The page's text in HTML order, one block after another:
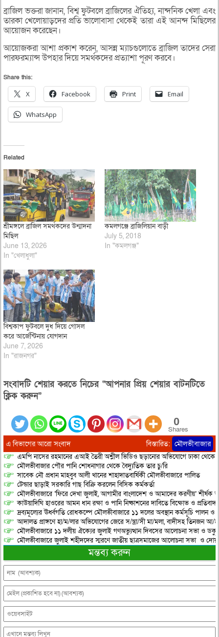
ব্রাজিল ভক্তরা জানান, বিশ্ব ফুটবলে ব্রাজিলের ঐতিহ্য, নান্দনিক খেলা এবং
তারকা খেলোয়াড়দের প্রতি ভালোবাসা থেকেই তারা এই আনন্দ মিছিলের
আয়োজন করেছেন।
আয়োজকরা আশা প্রকাশ করেন, আসন্ন ম্যাচগুলোতে ব্রাজিল তাদের সেরা
পারফরম্যান্স উপহার দিয়ে সমর্থকদের প্রত্যাশা পূরণ করবে।
Share this:
X Facebook Print Email
WhatsApp
Related
শ্রীমঙ্গলে ব্রাজিল সমর্থকদের উন্মাদনা
মিছিল
June 13, 2026
In "খেলাধুলা"
কমলগঞ্জে ব্রাজিলিয়ান বাড়ী
July 5, 2018
In "কমলগঞ্জ"
বিশ্বকাপ ফুটবলে দুধ দিয়ে গোসল
করে আর্জেন্টিনায় যোগদান
June 7, 2026
In "রাজনগর"
সংবাদটি শেয়ার করতে নিচের “আপনার প্রিয় শেয়ার বাটনটিতে
ক্লিক করুন”
0
Shares
এ বিভাগের আরো সংবাদ বিস্তারিত: মৌলভীবাজার
এমপি নাসের রহমানের এআই তৈরী অশ্লীল ভিডিও ছড়ানোর অভিযোগে ঢাকা থেকে
মৌলভীবাজার পৌর পানি শোধনাগার থেকে বৈদ্যুতিক তার চু/রি
সাবেক নৌ প্রধান মাহবুব আলী খানের শাহাদাতবার্ষিকী মৌলভীবাজারে পালিত
টেন্ডার ছাড়াই সরকারি গাছ বিক্রি করলেন বিসিক কর্মকর্তা
মৌলভীবাজারে ‘ফিরে দেখা জুলাই, আগামীর বাংলাদেশ ও আমাদের করণীয়’ শীর্ষক
কাউয়াদিঘি হাওরের আমন ধান রক্ষা ও পানি নিষ্কাশনের দাবিতে বিক্ষোভ ও
দ্রব্যমূল্যের ঊর্ধ্বগতি রোধকল্পে মৌলভীবাজারে ১১ দলের অবস্থান কর্মসূচি পালন ও
আদালত প্রাঙ্গণে হা/ম/লার অভিযোগের জেরে স/ন্ত্রা/সী মা/মলা, বাদীসহ তিনজন আ/
মৌলভীবাজারে ১১ দলীয় ঐক্যের জুলাই গণঅভ্যুত্থান দিবসের আলোচনা সভা ও
মৌলভীবাজারে জুলাই শহীদদের স্মরণে জাতীয় ছাত্রসমাজের আলোচনা সভা ও
মন্তব্য করুন